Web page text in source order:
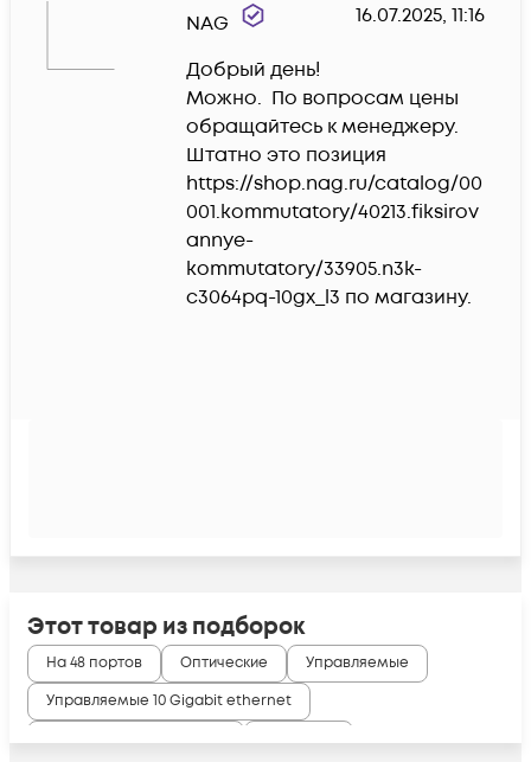
NAG 16.07.2025, 11:16
Добрый день!
Можно.  По вопросам цены
обращайтесь к менеджеру.
Штатно это позиция
https://shop.nag.ru/catalog/00
001.kommutatory/40213.fiksirov
annye-
kommutatory/33905.n3k-
c3064pq-10gx_l3 по магазину.
Этот товар из подборок
На 48 портов Оптические
Управляемые
Управляемые 10 Gigabit ethernet
Управляемые 48 портов
Уровня L3